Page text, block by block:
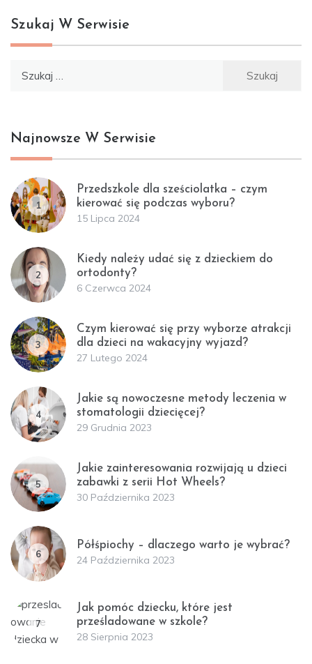
Szukaj W Serwisie
Najnowsze W Serwisie
1
Przedszkole dla sześciolatka – czym
kierować się podczas wyboru?
15 Lipca 2024
2
Kiedy należy udać się z dzieckiem do
ortodonty?
6 Czerwca 2024
3
Czym kierować się przy wyborze atrakcji
dla dzieci na wakacyjny wyjazd?
27 Lutego 2024
4
Jakie są nowoczesne metody leczenia w
stomatologii dziecięcej?
29 Grudnia 2023
5
Jakie zainteresowania rozwijają u dzieci
zabawki z serii Hot Wheels?
30 Października 2023
6
Półśpiochy – dlaczego warto je wybrać?
24 Października 2023
7
Jak pomóc dziecku, które jest
prześladowane w szkole?
28 Sierpnia 2023